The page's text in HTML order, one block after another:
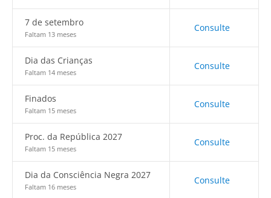
7 de setembro
Faltam 13 meses
Consulte
Dia das Crianças
Faltam 14 meses
Consulte
Finados
Faltam 15 meses
Consulte
Proc. da República 2027
Faltam 15 meses
Consulte
Dia da Consciência Negra 2027
Faltam 16 meses
Consulte